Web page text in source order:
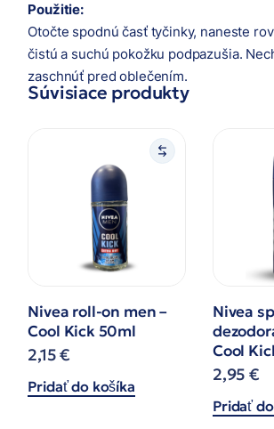
Použitie:
Otočte spodnú časť tyčinky, naneste
čistú a suchú pokožku podpazušia.
zaschnúť pred oblečením.
Súvisiace produkty
Nivea roll-on men –
Cool Kick 50ml
2,15€
Pridať do košíka
Nivea
Cool
2,95€
Pridať